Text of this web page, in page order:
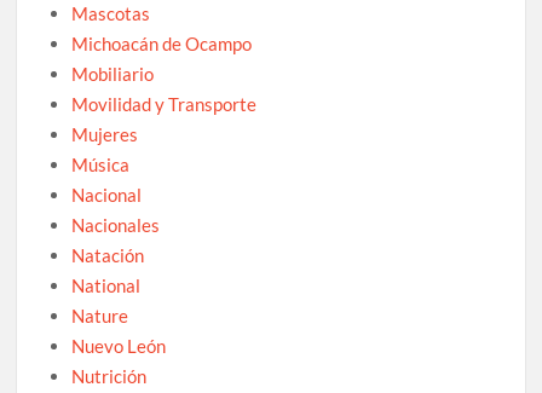
Mascotas
Michoacán de Ocampo
Mobiliario
Movilidad y Transporte
Mujeres
Música
Nacional
Nacionales
Natación
National
Nature
Nuevo León
Nutrición